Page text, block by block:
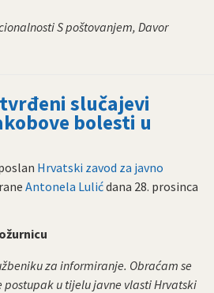
S poštovanjem, Davor
slučajevi
bolesti u
Hrvatski zavod za javno
Antonela Lulićdana 28. prosinca
za informiranje. Obraćam se
u tijelu javne vlasti Hrvatski